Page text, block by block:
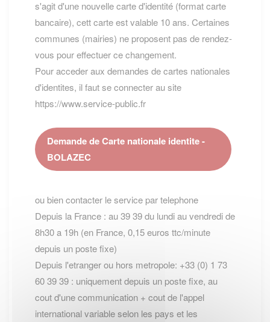
s'agit d'une nouvelle carte d'identité (format carte
bancaire), cett carte est valable 10 ans. Certaines
communes (mairies) ne proposent pas de rendez-
vous pour effectuer ce changement.
Pour acceder aux demandes de cartes nationales
d'identites, il faut se connecter au site
https://www.service-public.fr
Demande de Carte nationale identite -
BOLAZEC
ou bien contacter le service par telephone
Depuis la France : au 39 39 du lundi au vendredi de
8h30 a 19h (en France, 0,15 euros ttc/minute
depuis un poste fixe)
Depuis l'etranger ou hors metropole: +33 (0) 1 73
60 39 39 : uniquement depuis un poste fixe, au
cout d'une communication + cout de l'appel
international variable selon les pays et les